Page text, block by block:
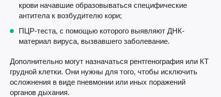
крови начавшие образовываться специфические
антитела к возбудителю кори;
ПЦР-теста, с помощью которого выявляют ДНК-
материал вируса, вызвавшего заболевание.
Дополнительно могут назначаться рентгенография или КТ
грудной клетки. Они нужны для того, чтобы исключить
осложнения в виде пневмонии или иных поражений
органов дыхания.